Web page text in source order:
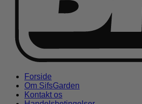
Forside
Om SifsGarden
Kontakt os